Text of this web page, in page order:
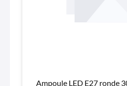
Ampoule LED E27 ronde